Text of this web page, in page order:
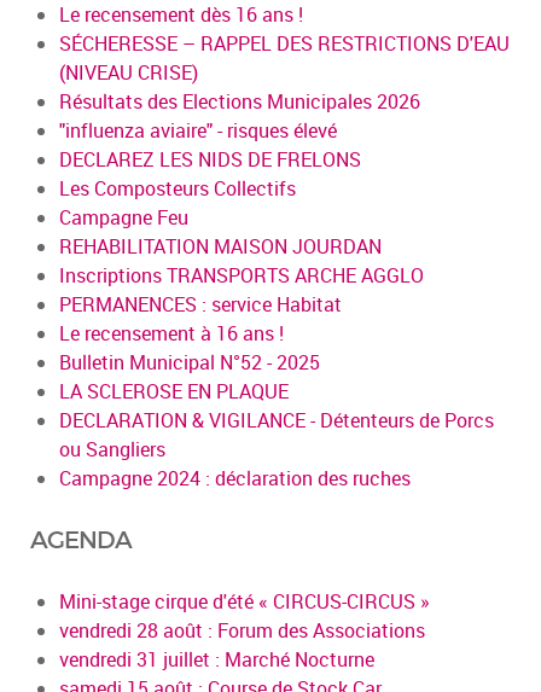
Le recensement dès 16 ans !
SÉCHERESSE – RAPPEL DES RESTRICTIONS D'EAU
(NIVEAU CRISE)
Résultats des Elections Municipales 2026
"influenza aviaire" - risques élevé
DECLAREZ LES NIDS DE FRELONS
Les Composteurs Collectifs
Campagne Feu
REHABILITATION MAISON JOURDAN
Inscriptions TRANSPORTS ARCHE AGGLO
PERMANENCES : service Habitat
Le recensement à 16 ans !
Bulletin Municipal N°52 - 2025
LA SCLEROSE EN PLAQUE
DECLARATION & VIGILANCE - Détenteurs de Porcs
ou Sangliers
Campagne 2024 : déclaration des ruches
AGENDA
Mini-stage cirque d'été « CIRCUS-CIRCUS »
vendredi 28 août : Forum des Associations
vendredi 31 juillet : Marché Nocturne